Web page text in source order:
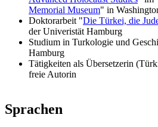
Memorial Museum" in
Doktorarbeit "Die Türkei, die
der Univeristät Hamburg
Studium in Turkologie und
Hamburg
Tätigkeiten als Übersetzerin
freie Autorin
Sprachen